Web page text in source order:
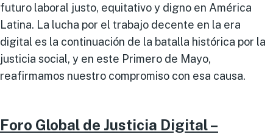
futuro laboral justo, equitativo y digno en América
Latina. La lucha por el trabajo decente en la era
digital es la continuación de la batalla histórica por la
justicia social, y en este Primero de Mayo,
reafirmamos nuestro compromiso con esa causa.
Foro Global de Justicia Digital –